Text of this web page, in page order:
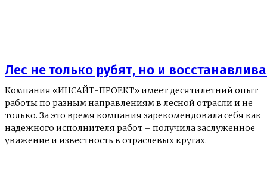
Лес не только рубят, но и
Компания «ИНСАЙТ-ПРОЕКТ» имеет десятилетний опыт
работы по разным направлениям в лесной отрасли и не
только. За это время компания зарекомендовала себя как
надежного исполнителя работ – получила заслуженное
уважение и известность в отраслевых кругах.